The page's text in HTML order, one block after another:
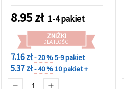
8.95zł 1-4 pakiet
ZNIŻKI
DLA ILOŚCI
7.16 zł- 20 %5-9 pakiet
5.37 zł- 40 %10 pakiet +